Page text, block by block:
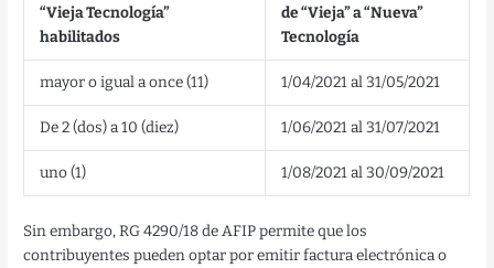
“Vieja Tecnología”
habilitados
de “Vieja” a “Nueva”
Tecnología
mayor o igual a once (11) 1/04/2021 al 31/05/2021
De 2 (dos) a 10 (diez) 1/06/2021 al 31/07/2021
uno (1) 1/08/2021 al 30/09/2021
Sin embargo, RG 4290/18 de AFIP permite que los
contribuyentes pueden optar por emitir factura electrónica o